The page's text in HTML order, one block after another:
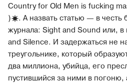
Country for Old Men is fucking
)
. А назвать статью — в честь
журнала: Sight and Sound или, в
and Silence. И задержаться не
треугольнике, который
два миллиона, убийца, его
пустившийся за ними в погоню,